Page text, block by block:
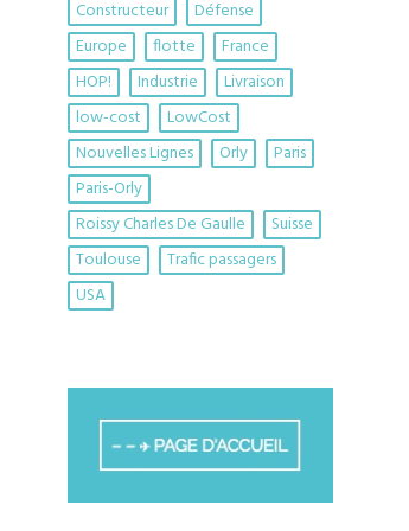
Constructeur
Défense
Europe
flotte
France
HOP!
Industrie
Livraison
low-cost
LowCost
Nouvelles Lignes
Orly
Paris
Paris-Orly
Roissy Charles De Gaulle
Suisse
Toulouse
Trafic passagers
USA